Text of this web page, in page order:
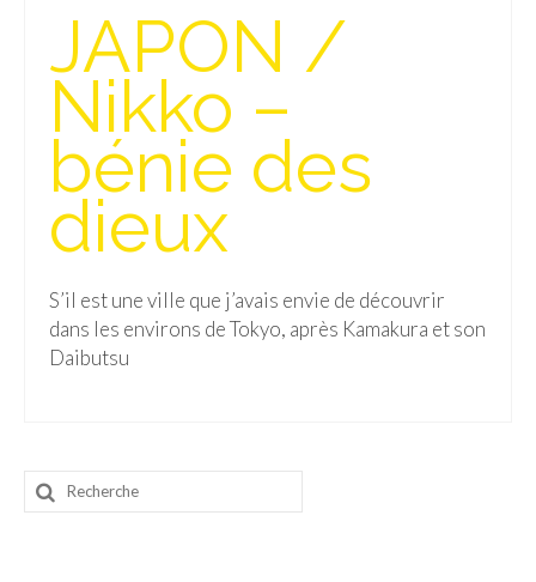
Isla del Sol
Lac Titicaca
Salar d’Uyuni
Chili
Paraguay
Pérou
ASIE
JAPON /
Nikko –
bénie des
dieux
S’il est une ville que j’avais envie de découvrir
dans les environs de Tokyo, après Kamakura et son
Daibutsu
Rechercher
: